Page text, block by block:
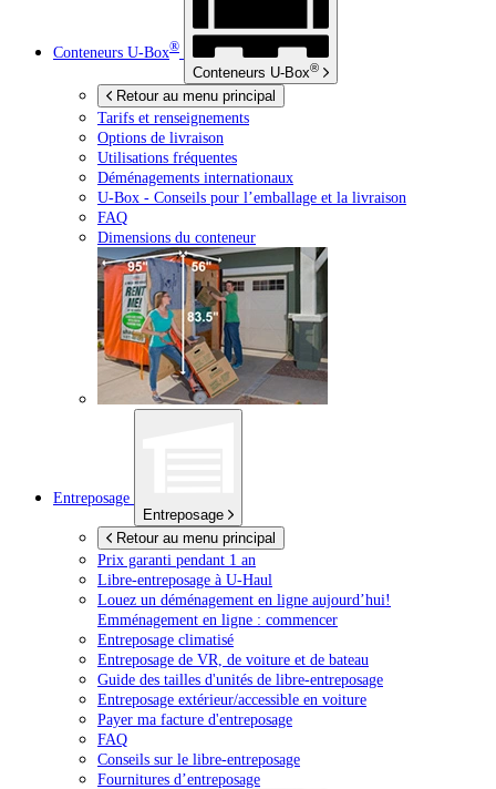
Conteneurs U-Box®
Conteneurs U-Box®
Retour au menu principal
Tarifs et renseignements
Options de livraison
Utilisations fréquentes
Déménagements internationaux
U-Box - Conseils pour l’emballage et la livraison
FAQ
Dimensions du conteneur
Entreposage
Entreposage
Retour au menu principal
Prix garanti pendant 1 an
Libre-entreposage à U-Haul
Louez un déménagement en ligne aujourd’hui!
Emménagement en ligne : commencer
Entreposage climatisé
Entreposage de VR, de voiture et de bateau
Guide des tailles d'unités de libre-entreposage
Entreposage extérieur/accessible en voiture
Payer ma facture d'entreposage
FAQ
Conseils sur le libre-entreposage
Fournitures d’entreposage